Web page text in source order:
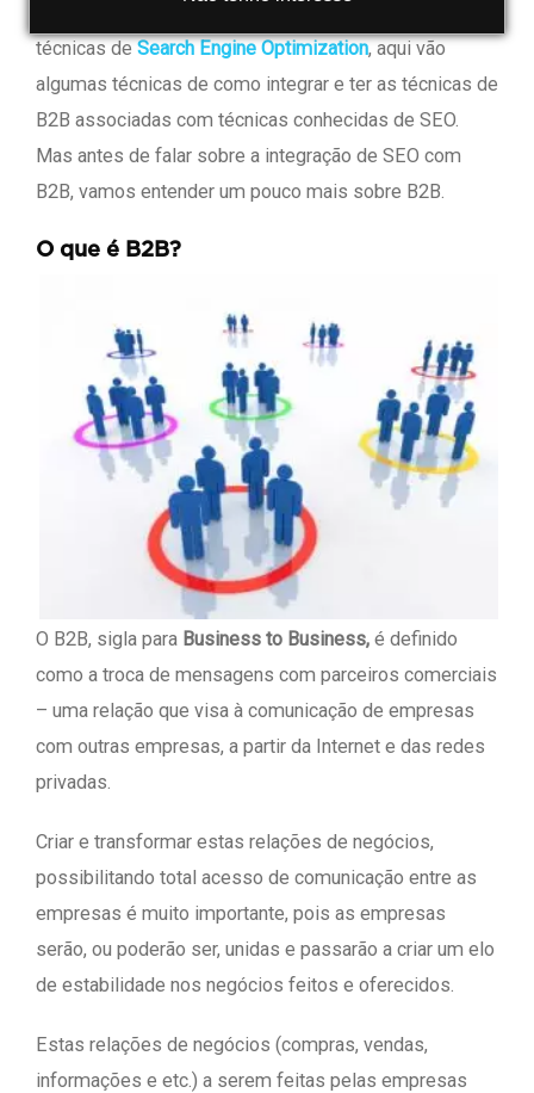
técnicas deSearch Engine Optimization, aqui vão
algumas técnicas de como integrar e ter as técnicas de
B2B associadas com técnicas conhecidas de SEO.
Mas antes de falar sobre a integração de SEO com
B2B, vamos entender um pouco mais sobre B2B.
O que é B2B?
O B2B, sigla para Business to Business, é definido
como a troca de mensagens com parceiros comerciais
– uma relação que visa à comunicação de empresas
com outras empresas, a partir da Internet e das redes
privadas.
Criar e transformar estas relações de negócios,
possibilitando total acesso de comunicação entre as
empresas é muito importante, pois as empresas
serão, ou poderão ser, unidas e passarão a criar um elo
de estabilidade nos negócios feitos e oferecidos.
Estas relações de negócios (compras, vendas,
informações e etc.) a serem feitas pelas empresas